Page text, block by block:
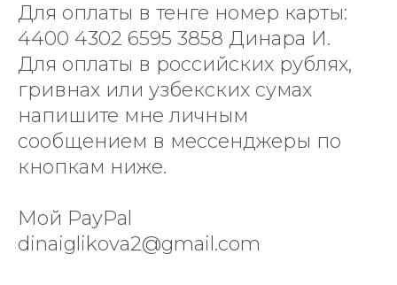
Для оплаты в тенге номер карты:
4400 4302 6595 3858 Динара И.
Для оплаты в российских рублях,
гривнах или узбекских сумах
напишите мне личным
сообщением в мессенджеры по
кнопкам ниже.
Мой PayPal
dinaiglikova2@gmail.com